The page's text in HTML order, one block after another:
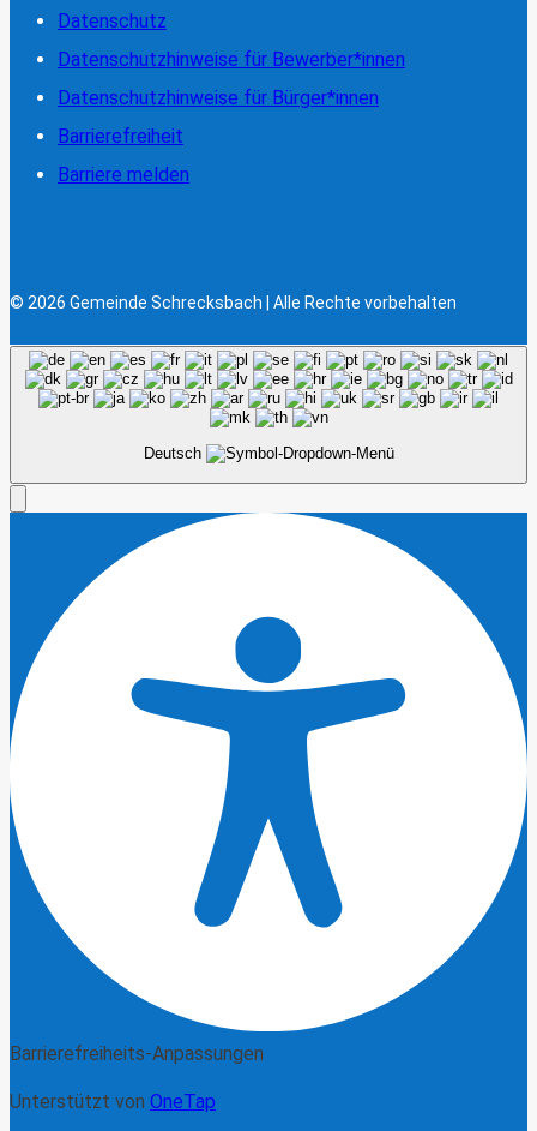
Datenschutz
Datenschutzhinweise für Bewerber*innen
Datenschutzhinweise für Bürger*innen
Barrierefreiheit
Barriere melden
© 2026 Gemeinde Schrecksbach | Alle Rechte vorbehalten
Deutsch
Barrierefreiheits-Anpassungen
Unterstützt von OneTap